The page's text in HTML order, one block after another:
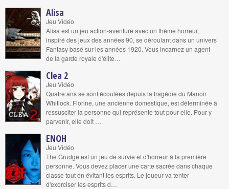
Alisa
Jeu Vidéo
Alisa est un jeu action-aventure avec un thème horreur,
inspiré des jeux des années 90, se déroulant dans un univers
Fantasy basé sur les années 1920. Vous incarnez un agent
de la garde royale d'élite…
Clea 2
Jeu Vidéo
Quatre ans se sont écoulées depuis la tragédie du Manoir
Whitlock. Florine, une ancienne domestique, est déterminée à
ressusciter la personne qui représente tout pour elle. Pour y
parvenir, elle doit …
ENOH
Jeu Vidéo
The Grudge est un jeu de survie et d'horreur à la première
personne. Vous devez placer une carte sacrée dans chaque
classe tout en évitant les esprits. Le joueur va tenter
d'exorciser les esprits d…